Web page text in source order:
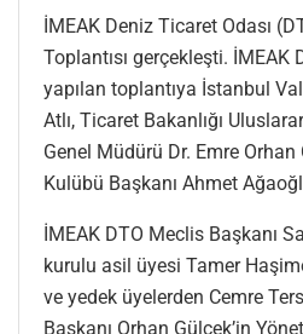
İMEAK Deniz Ticaret Odası
Toplantısı gerçekleşti. İMEAK
yapılan toplantıya İstanbul
Atlı, Ticaret Bakanlığı
Genel Müdürü Dr. Emre
Kulübü Başkanı Ahmet
İMEAK DTO Meclis Başkanı
kurulu asil üyesi Tamer
ve yedek üyelerden Cemre
Başkanı Orhan Gülcek’in